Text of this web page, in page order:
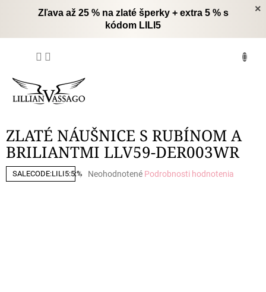
×
Zľava až 25 % na zlaté šperky + extra 5 % s
kódom LILI5
ZLATÉ NÁUŠNICE S RUBÍNOM A
BRILIANTMI LLV59-DER003WR
SALECODE:LILI5:5:%
Priemerné
Neohodnotené Podrobnosti hodnotenia